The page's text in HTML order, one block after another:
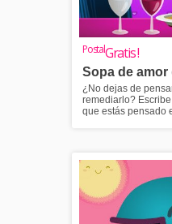
PostalGratis !
Sopa de amor
¿No dejas de
remediarlo?
que estás pensado